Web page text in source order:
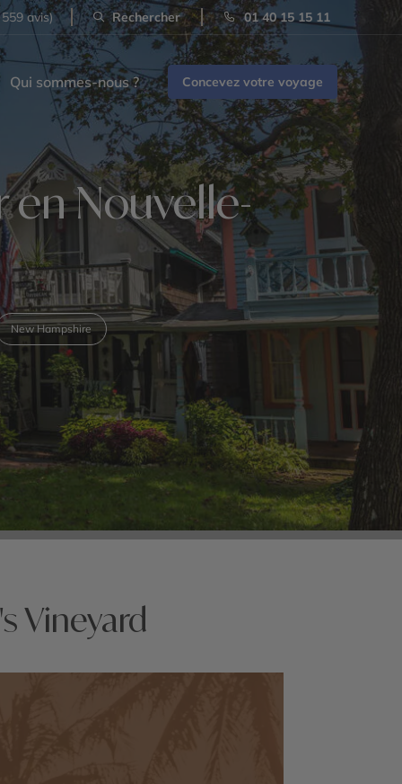
avis) Rechercher 01 40 15 15 11
Qui sommes-nous ? Concevez votre voyage
Nouvelle-
New Hampshire
Vineyard